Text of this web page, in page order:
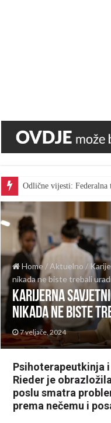
Odlične vijesti: Federalna
Home / Aktuelno /
nikada ne biste trebali
Karijerna
nikada ne biste
7 veljače, 2024
Psihoterapeutkinja
Rieder je
poslu smatra
prema nečemu i